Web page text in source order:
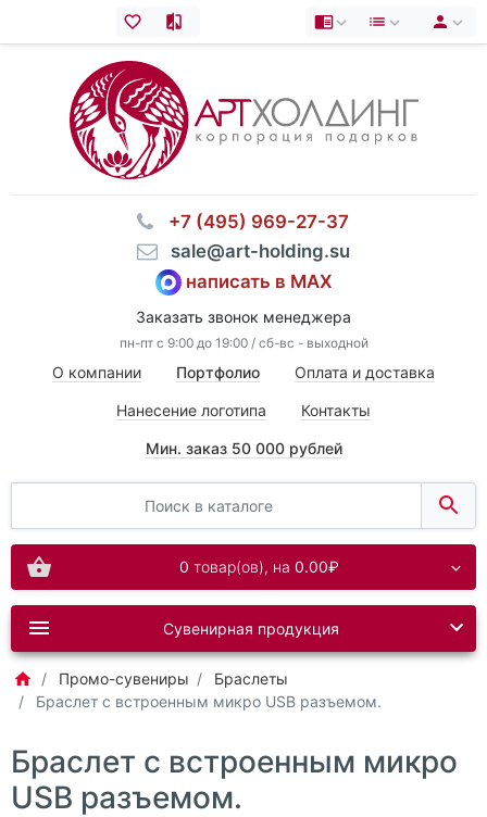
⠀+7 (495) 969-27-37
⠀sale@art-holding.su
написать в MAX
Заказать звонок менеджера
пн-пт с 9:00 до 19:00 / сб-вс - выходной
О компании Портфолио Оплата и доставка
Нанесение логотипа Контакты
Мин. заказ 50 000 рублей
0 товар(ов), на 0.00₽
Сувенирная продукция
Промо-сувениры
Браслеты
Браслет с встроенным микро USB разъемом.
Браслет с встроенным микро
USB разъемом.